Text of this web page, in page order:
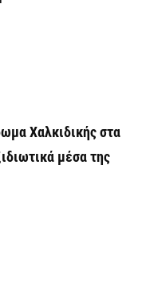
Χαλκιδικής στα
μέσα της